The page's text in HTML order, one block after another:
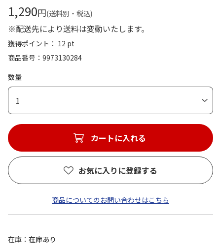
1,290円(送料別・税込)
※配送先により送料は変動いたします。
獲得ポイント： 12 pt
商品番号
9973130284
数量
1
カートに入れる
お気に入りに登録する
商品についてのお問い合わせはこちら
在庫 在庫あり